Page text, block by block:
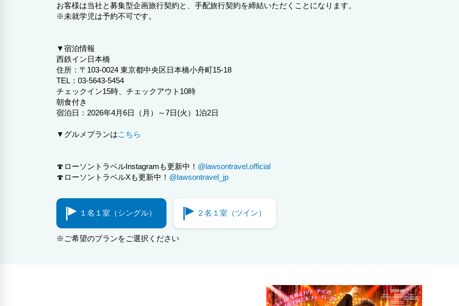
お客様は当社と募集型企画旅行契約と、手配旅行契約を締結いただくことになります。
※未就学児は予約不可です。
▼宿泊情報
西鉄イン日本橋
住所：〒103-0024 東京都中央区日本橋小舟町15-18
TEL：03-5643-5454
チェックイン15時、チェックアウト10時
朝食付き
宿泊日：2026年4月6日（月）～7日(火）1泊2日
▼グルメプランはこちら
🍄ローソントラベルInstagramも更新中！ @lawsontravel.official
🍄ローソントラベルXも更新中！ @lawsontravel_jp
１名１室（シングル） ２名１室（ツイン）
※ご希望のプランをご選択ください